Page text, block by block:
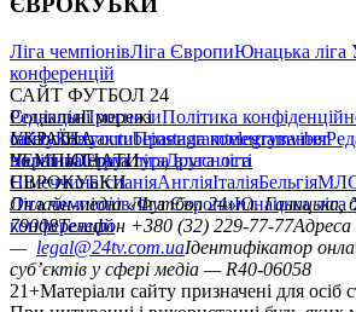
Ліга чемпіонівЛіга ЄвропиЮнацька
конференцій
САЙТ ФУТБОЛ 24
РедакціяПрогнозиПолітика
сайтуКонтактиПравила коментування
політикаСтруктура власності
Соціальні мережі
facebookxyoutubeinstagramtelegramviber
УКРАЇНА
УкраїнаПерша лігаДруга ліга
ЧЕМПІОНАТИ
НімеччинаІспаніяАнгліяІталіяБельгія
ЄВРОКУБКИ
Ліга чемпіонівЛіга ЄвропиЮнацька
конференцій
Онлайн-медіа «Футбол 24»пл. Галицька,
79008Телефон +380 (32) 229-77-77
— legal@24tv.com.uaІдентифікатор
суб’єктів у сфері медіа — R40-06058
21+Матеріали сайту призначені для осіб